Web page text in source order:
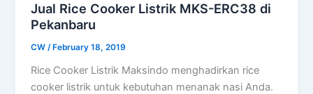
Jual Rice Cooker Listrik MKS-ERC38 di
Pekanbaru
CW/ February 18, 2019
Rice Cooker Listrik Maksindo menghadirkan rice
cooker listrik untuk kebutuhan menanak nasi Anda.